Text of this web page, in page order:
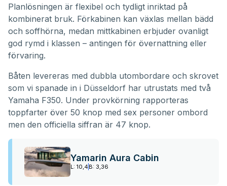
Planlösningen är flexibel och tydligt inriktad på
kombinerat bruk. Förkabinen kan växlas mellan bädd
och soffhörna, medan mittkabinen erbjuder ovanligt
god rymd i klassen – antingen för övernattning eller
förvaring.
Båten levereras med dubbla utombordare och skrovet
som vi spanade in i Düsseldorf har utrustats med två
Yamaha F350. Under provkörning rapporteras
toppfarter över 50 knop med sex personer ombord
men den officiella siffran är 47 knop.
Yamarin Aura Cabin
L: 10,4 B: 3,36